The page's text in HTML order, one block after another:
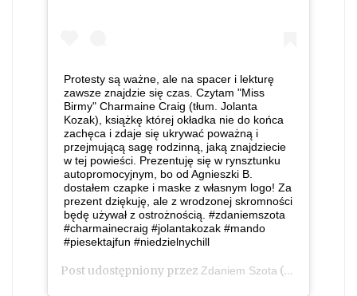
Protesty są ważne, ale na spacer i lekturę
zawsze znajdzie się czas. Czytam "Miss
Birmy" Charmaine Craig (tłum. Jolanta
Kozak), książkę której okładka nie do końca
zachęca i zdaje się ukrywać poważną i
przejmującą sagę rodzinną, jaką znajdziecie
w tej powieści. Prezentuję się w rynsztunku
autopromocyjnym, bo od Agnieszki B.
dostałem czapke i maske z własnym logo! Za
prezent dziękuję, ale z wrodzonej skromności
będę używał z ostrożnością. #zdaniemszota
#charmainecraig #jolantakozak #mando
#piesektajfun #niedzielnychill
Post udostępniony przez Zdaniem Szota (@zdaniem_szota)